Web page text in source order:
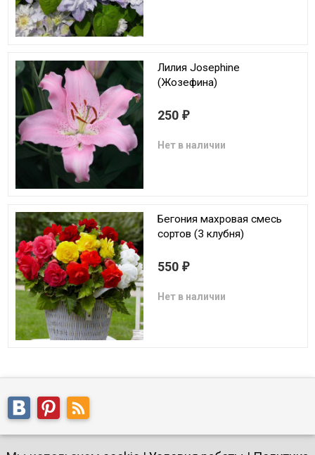
Лилия Josephine
(Жозефина)
250 ₽
Нет в наличии
Бегония махровая смесь
сортов (3 клубня)
550 ₽
Нет в наличии